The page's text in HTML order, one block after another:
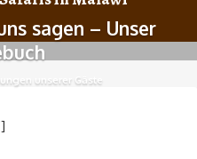
sagen – Unser
unserer Gäste